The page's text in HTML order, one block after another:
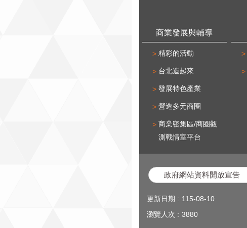
商業發展與輔導
精彩的活動
台北造起來
發展特色產業
營造多元商圈
商業密集區/商圈觀
測戰情室平台
政府網站資料開放宣告
更新日期
115-08-10
瀏覽人次
3880